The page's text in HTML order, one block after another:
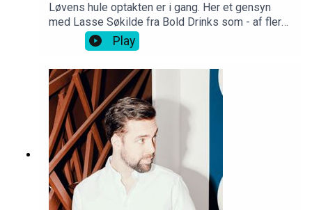
Løvens hule optakten er i gang. Her et gensyn
med Lasse Søkilde fra Bold Drinks som - af flere
omgang - ikke tog et nej for et nej.
Play